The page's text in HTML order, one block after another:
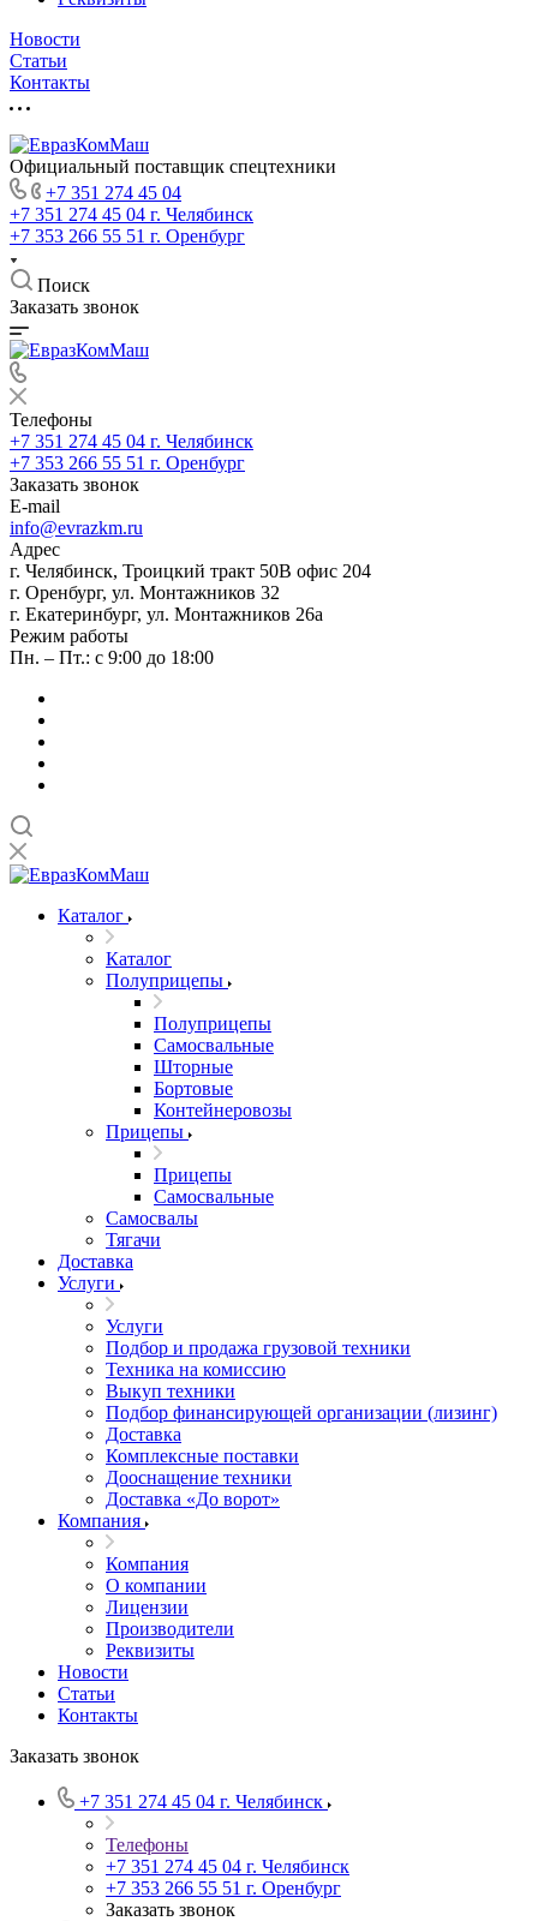
Новости
Статьи
Контакты
Официальный поставщик спецтехники
+7 351 274 45 04
+7 351 274 45 04 г. Челябинск
+7 353 266 55 51 г. Оренбург
Поиск
Заказать звонок
Телефоны
+7 351 274 45 04 г. Челябинск
+7 353 266 55 51 г. Оренбург
Заказать звонок
E-mail
info@evrazkm.ru
Адрес
г. Челябинск, Троицкий тракт 50В офис 204
г. Оренбург, ул. Монтажников 32
г. Екатеринбург, ул. Монтажников 26а
Режим работы
Пн. – Пт.: с 9:00 до 18:00
Каталог
Каталог
Полуприцепы
Полуприцепы
Самосвальные
Шторные
Бортовые
Контейнеровозы
Прицепы
Прицепы
Самосвальные
Самосвалы
Тягачи
Доставка
Услуги
Услуги
Подбор и продажа грузовой техники
Техника на комиссию
Выкуп техники
Подбор финансирующей организации (лизинг)
Доставка
Комплексные поставки
Дооснащение техники
Доставка «До ворот»
Компания
Компания
О компании
Лицензии
Производители
Реквизиты
Новости
Статьи
Контакты
Заказать звонок
+7 351 274 45 04 г. Челябинск
Телефоны
+7 351 274 45 04 г. Челябинск
+7 353 266 55 51 г. Оренбург
Заказать звонок